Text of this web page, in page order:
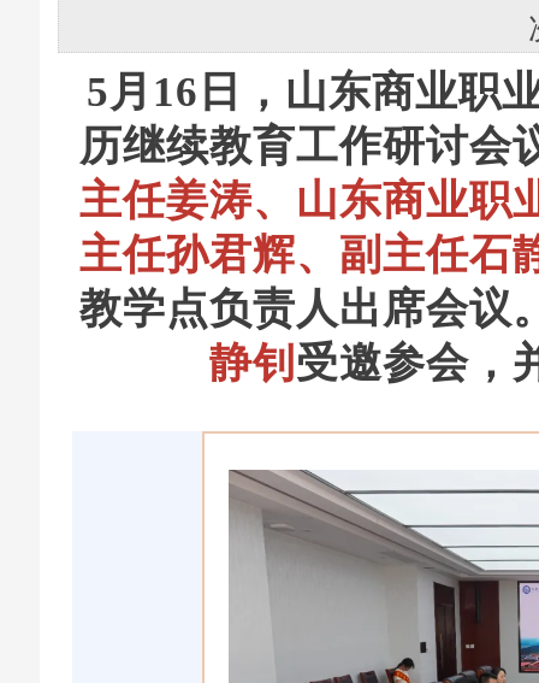
5月16日，山东商业职
历继续教育工作研讨会
主任姜涛、山东商业职
主任孙君辉、副主任石
教学点负责人出席会议
静钊 受邀参会，